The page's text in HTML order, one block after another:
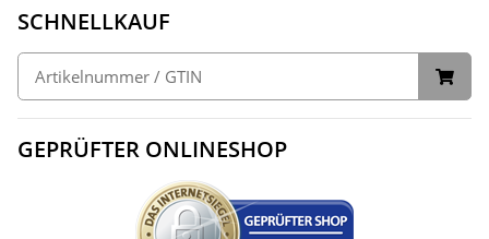
SCHNELLKAUF
GEPRÜFTER ONLINESHOP